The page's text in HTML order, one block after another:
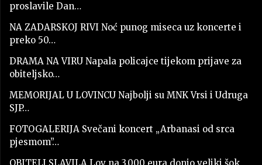
proslavile Dan…
NA ZADARSKOJ RIVI Noć punog miseca uz koncerte i
preko 50…
DRAMA NA VIRU Napala policajce tijekom prijave za
obiteljsko…
MEMORIJAL U LOVINCU Najbolji su MNK Vrsi i Udruga
SJP…
FOTOGALERIJA Svečani koncert „Arbanasi od srca
pjesmom”…